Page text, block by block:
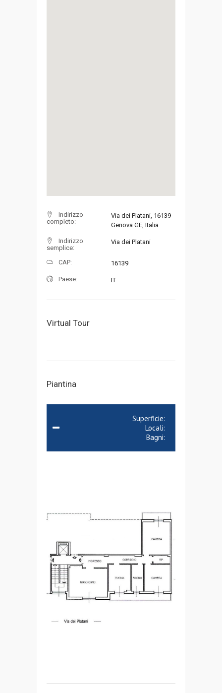
Indirizzo
completo:
Via dei Platani, 16139
Genova GE, Italia
Indirizzo
semplice:
Via dei Platani
CAP: 16139
Paese: IT
Virtual Tour
Piantina
Superficie:
Locali:
Bagni: